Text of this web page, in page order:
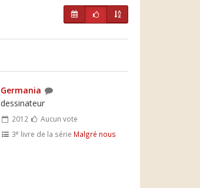
Germania
dessinateur
2012
Aucun vote
3e livre de la série Malgré nous